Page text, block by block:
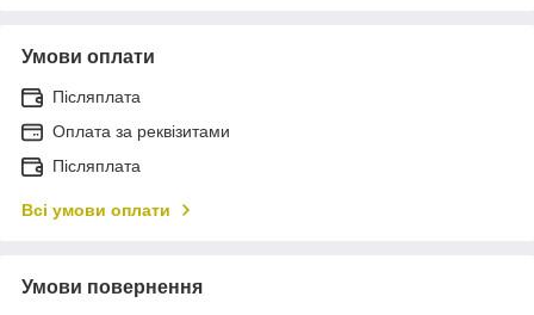
Умови оплати
Післяплата
Оплата за реквізитами
Післяплата
Всі умови оплати
Умови повернення